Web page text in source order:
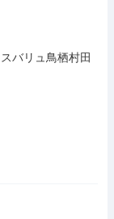
バリュ鳥栖村田